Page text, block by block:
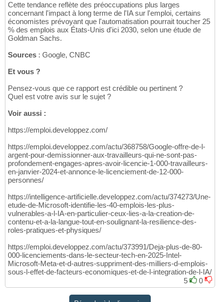
Cette tendance reflète des préoccupations plus larges
concernant l'impact à long terme de l'IA sur l'emploi, certains
économistes prévoyant que l'automatisation pourrait toucher 25
% des emplois aux États-Unis d'ici 2030, selon une étude de
Goldman Sachs.
Sources : Google, CNBC
Et vous ?
Pensez-vous que ce rapport est crédible ou pertinent ?
Quel est votre avis sur le sujet ?
Voir aussi :
https://emploi.developpez.com/
https://emploi.developpez.com/actu/368758/Google-offre-de-l-
argent-pour-demissionner-aux-travailleurs-qui-ne-sont-pas-
profondement-engages-apres-avoir-licencie-1-000-travailleurs-
en-janvier-2024-et-annonce-le-licenciement-de-12-000-
personnes/
https://intelligence-artificielle.developpez.com/actu/374273/Une-
etude-de-Microsoft-identifie-les-40-emplois-les-plus-
vulnerables-a-l-IA-en-particulier-ceux-lies-a-la-creation-de-
contenu-et-a-la-langue-tout-en-soulignant-la-resilience-des-
roles-pratiques-et-physiques/
https://emploi.developpez.com/actu/373991/Deja-plus-de-80-
000-licenciements-dans-le-secteur-tech-en-2025-Intel-
Microsoft-Meta-et-d-autres-suppriment-des-milliers-d-emplois-
sous-l-effet-de-facteurs-economiques-et-de-l-integration-de-l-IA/
5
0